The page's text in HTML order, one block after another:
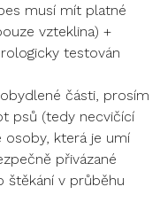
musí mít platné
vzteklina) +
testován
části, prosím
psů (tedy necvičící
která je umí
přivázané
štěkání v průběhu